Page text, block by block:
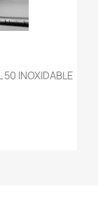
50 INOXIDABLE